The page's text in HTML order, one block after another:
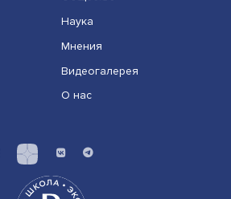
как новая социальная
НИУ ВШЭ